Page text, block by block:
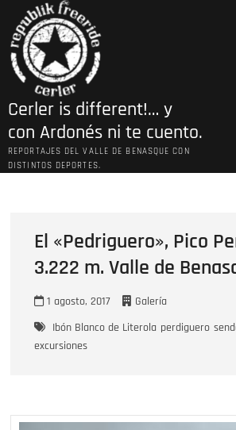
contenido
Cerler is different!… y
con Ardonés ni te cuento.
REPORTAJES DEL VALLE DE BENASQUE CON
DISTINTOS DEPORTES.
El «Pedriguero», Pico
3.222 m. Valle de
1 agosto, 2017
Galería
Ibón Blanco de Literola perdiguero
excursiones